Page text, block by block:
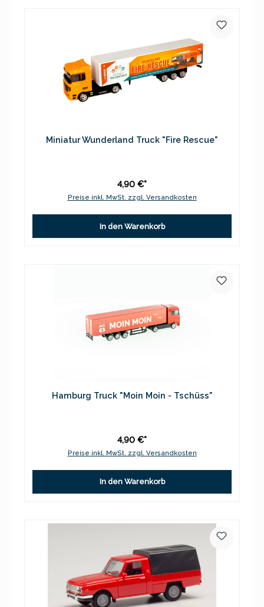
Miniatur Wunderland Truck "Fire Rescue"
4,90 €*
Preise inkl. MwSt. zzgl. Versandkosten
In den Warenkorb
Hamburg Truck "Moin Moin - Tschüss"
4,90 €*
Preise inkl. MwSt. zzgl. Versandkosten
In den Warenkorb